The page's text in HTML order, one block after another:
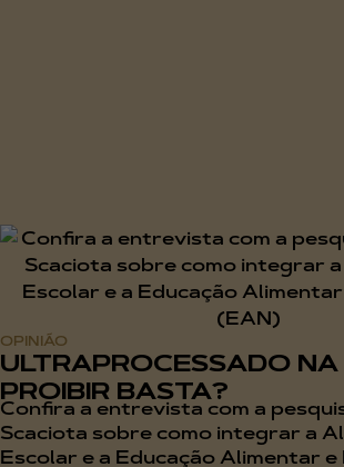
OPINIÃO
ULTRAPROCESSADO
PROIBIR BASTA?
Confira a entrevista com a
Scaciota sobre como integrar a
Escolar e a Educação Alimentar